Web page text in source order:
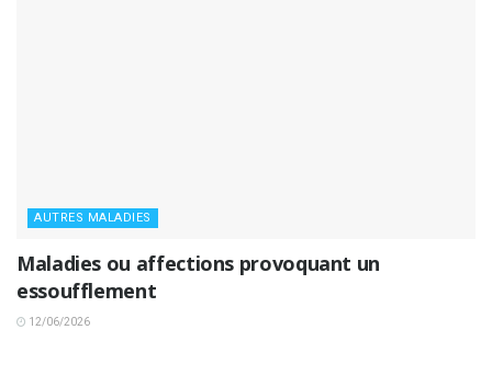
AUTRES MALADIES
Maladies ou affections provoquant un
essoufflement
12/06/2026